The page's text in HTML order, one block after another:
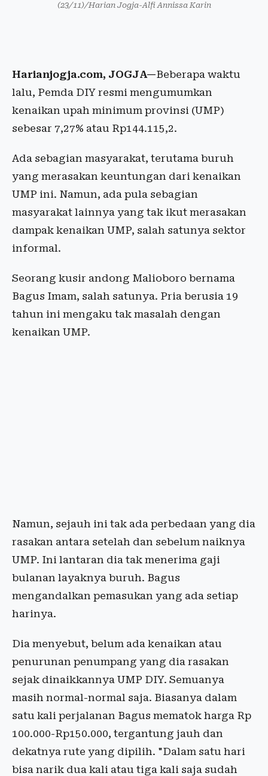
(23/11)/Harian Jogja-Alfi Annissa Karin
Harianjogja.com, JOGJA—Beberapa waktu
lalu, Pemda DIY resmi mengumumkan
kenaikan upah minimum provinsi (UMP)
sebesar 7,27% atau Rp144.115,2.
Ada sebagian masyarakat, terutama buruh
yang merasakan keuntungan dari kenaikan
UMP ini. Namun, ada pula sebagian
masyarakat lainnya yang tak ikut merasakan
dampak kenaikan UMP, salah satunya sektor
informal.
Seorang kusir andong Malioboro bernama
Bagus Imam, salah satunya. Pria berusia 19
tahun ini mengaku tak masalah dengan
kenaikan UMP.
Namun, sejauh ini tak ada perbedaan yang dia
rasakan antara setelah dan sebelum naiknya
UMP. Ini lantaran dia tak menerima gaji
bulanan layaknya buruh. Bagus
mengandalkan pemasukan yang ada setiap
harinya.
Dia menyebut, belum ada kenaikan atau
penurunan penumpang yang dia rasakan
sejak dinaikkannya UMP DIY. Semuanya
masih normal-normal saja. Biasanya dalam
satu kali perjalanan Bagus mematok harga Rp
100.000-Rp150.000, tergantung jauh dan
dekatnya rute yang dipilih. "Dalam satu hari
bisa narik dua kali atau tiga kali saja sudah